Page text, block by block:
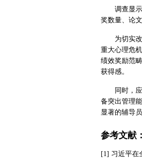
调查显
奖数量、论
为切实
重大心理危
绩效奖励范
获得感。
同时，
备突出管理
显著的辅导
参考文献：
[1] 习近平在